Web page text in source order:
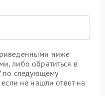
ниже
либо обратиться в
по следующему
если не нашли ответ на